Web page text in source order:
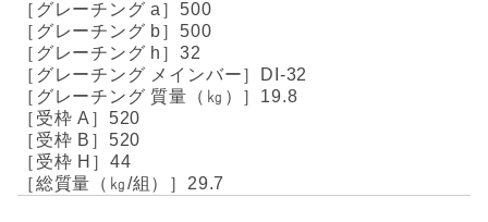
500
500
32
DI-32
19.8
520
520
44
29.7